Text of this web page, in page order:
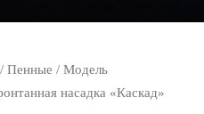
/Пенные / Модель
насадка «Каскад»